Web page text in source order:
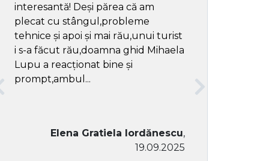
interesantă! Deși părea că am
plecat cu stângul,probleme
tehnice și apoi și mai rău,unui turist
i s-a făcut rău,doamna ghid Mihaela
Lupu a reacționat bine și
prompt,ambul...
Elena Gratiela Iordănescu,
19.09.2025